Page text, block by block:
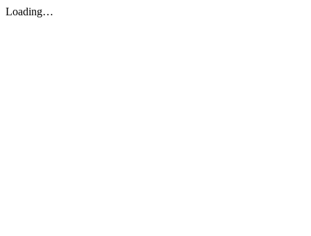
Loading…